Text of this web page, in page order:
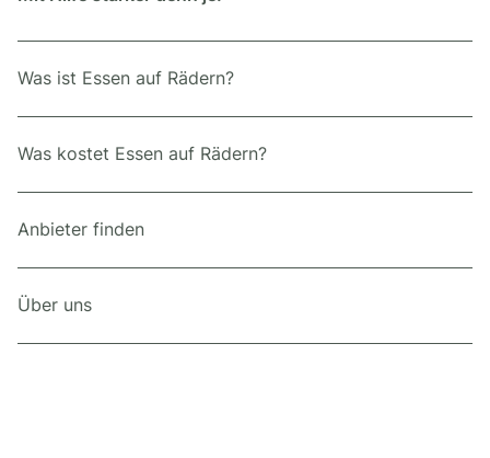
Was ist Essen auf Rädern?
Was kostet Essen auf Rädern?
Anbieter finden
Über uns